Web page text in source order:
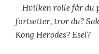
– Hvilken rolle får du
fortsetter, tror du?
Kong Herodes? Esel?